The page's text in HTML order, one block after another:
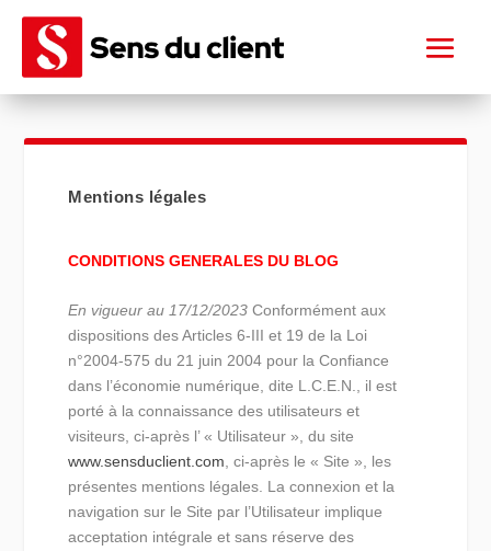
Mentions légales
CONDITIONS GENERALES DU BLOG
En vigueur au 17/12/2023 Conformément aux
dispositions des Articles 6-III et 19 de la Loi
n°2004-575 du 21 juin 2004 pour la Confiance
dans l’économie numérique, dite L.C.E.N., il est
porté à la connaissance des utilisateurs et
visiteurs, ci-après l’ « Utilisateur », du site
www.sensduclient.com , ci-après le « Site », les
présentes mentions légales. La connexion et la
navigation sur le Site par l’Utilisateur implique
acceptation intégrale et sans réserve des